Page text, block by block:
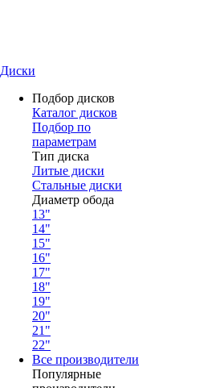
Диски
Подбор дисков
Каталог дисков
Подбор по
параметрам
Тип диска
Литые диски
Стальные диски
Диаметр обода
13"
14"
15"
16"
17"
18"
19"
20"
21"
22"
Все производители
Популярные